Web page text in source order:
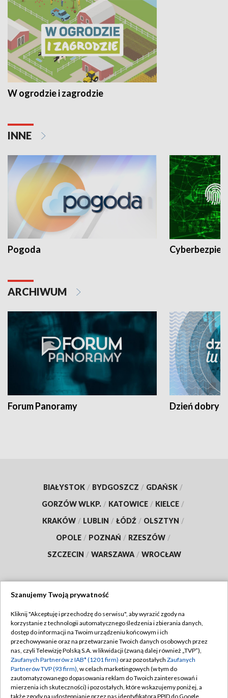
W ogrodzie i zagrodzie
INNE
Pogoda
ARCHIWUM
Forum Panoramy Dzień dobry
BIAŁYSTOK / BYDGOSZCZ / GDAŃSK /
GORZÓW WLKP. / KATOWICE / KIELCE /
KRAKÓW / LUBLIN / ŁÓDŹ / OLSZTYN /
OPOLE / POZNAŃ / RZESZÓW /
SZCZECIN / WARSZAWA / WROCŁAW
TVP
Abonament TVP
Emisja w TVP
Centrum informacji TVP
Naziemna Telewizja Cyfrowa
Regulamin TVP
Polityka prywatności
Moje zgody
Pomoc
Szanujemy Twoją prywatność
Kliknij "Akceptuję i przechodzę do serwisu", aby wyrazić zgody na
korzystanie z technologii automatycznego śledzenia i zbierania danych,
dostęp do informacji na Twoim urządzeniu końcowym i ich
przechowywanie oraz na przetwarzanie Twoich danych osobowych przez
nas, czyli Telewizję Polską S.A. w likwidacji (zwaną dalej również „TVP”),
Zaufanych Partnerów z IAB* (1201 firm) oraz pozostałych Zaufanych
Partnerów TVP (93 firm), w celach marketingowych (w tym do
zautomatyzowanego dopasowania reklam do Twoich zainteresowań i
mierzenia ich skuteczności) i pozostałych, które wskazujemy poniżej, a
także zgody na udostępnianie przez nas identyfikatora PPID do Google.